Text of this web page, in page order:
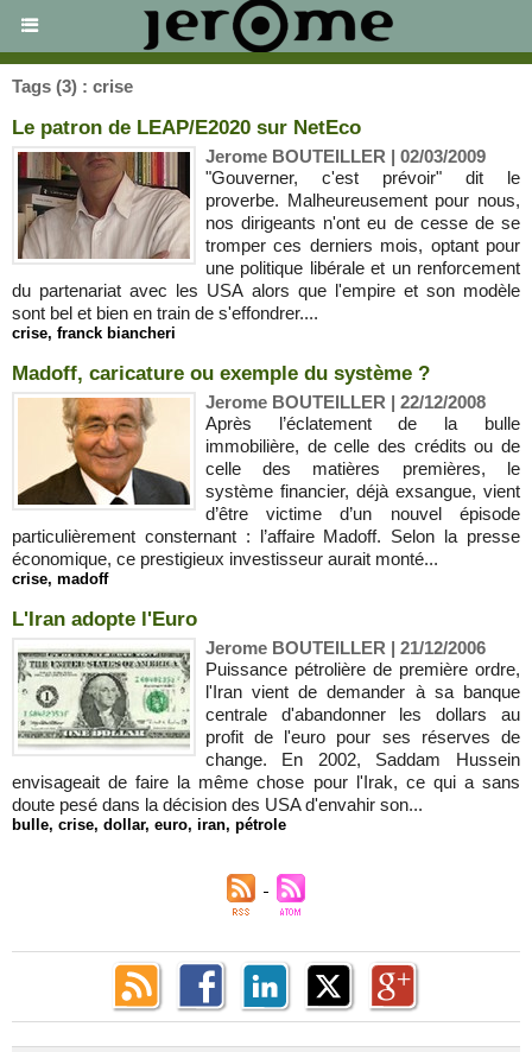
Tags (3) : crise
Le patron de LEAP/E2020 sur NetEco
Jerome BOUTEILLER | 02/03/2009
"Gouverner, c'est prévoir" dit le
proverbe. Malheureusement pour nous,
nos dirigeants n'ont eu de cesse de se
tromper ces derniers mois, optant pour
une politique libérale et un renforcement
du partenariat avec les USA alors que l'empire et son modèle
sont bel et bien en train de s'effondrer....
crise, franck biancheri
Madoff, caricature ou exemple du système ?
Jerome BOUTEILLER | 22/12/2008
Après l’éclatement de la bulle
immobilière, de celle des crédits ou de
celle des matières premières, le
système financier, déjà exsangue, vient
d’être victime d’un nouvel épisode
particulièrement consternant : l’affaire Madoff. Selon la presse
économique, ce prestigieux investisseur aurait monté...
crise, madoff
L'Iran adopte l'Euro
Jerome BOUTEILLER | 21/12/2006
Puissance pétrolière de première ordre,
l'Iran vient de demander à sa banque
centrale d'abandonner les dollars au
profit de l'euro pour ses réserves de
change. En 2002, Saddam Hussein
envisageait de faire la même chose pour l'Irak, ce qui a sans
doute pesé dans la décision des USA d'envahir son...
bulle, crise, dollar, euro, iran, pétrole